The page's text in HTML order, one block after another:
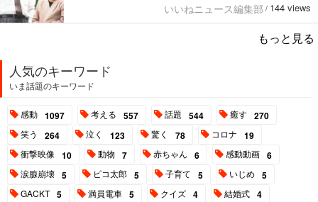
いいねニュース編集部 / 144 views
もっと見る
人気のキーワード
いま話題のキーワード
感動 1097 考える 557 話題 544 癒す 270
笑う 264 泣く 123 驚く 78 コロナ 19
衝撃映像 10 動物 7 赤ちゃん 6 感動動画 6
涙腺崩壊 5 ピコ太郎 5 子育て 5 いじめ 5
GACKT 5 満員電車 5 クイズ 4 結婚式 4